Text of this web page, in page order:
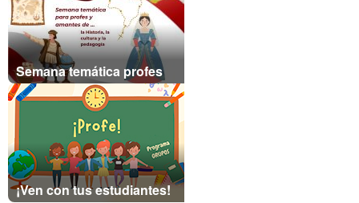
Semana temática profes
¡Ven con tus estudiantes!